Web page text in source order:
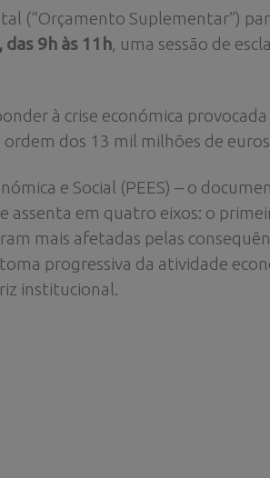
(“Orçamento Suplementar”)
9h às 11h, uma sessão de
à crise económica
dos 13 mil milhões de
e Social (PEES) – o
em quatro eixos: o
mais afetadas pelas
progressiva da atividade
institucional.